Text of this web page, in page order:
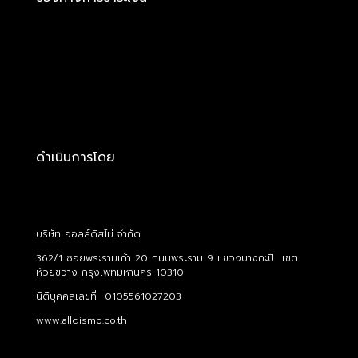
ดำเนินการโดย
บริษัท ออลล์ดิสโม่ จำกัด
362/1 ซอยพระรามเก้า 20 ถนนพระราม 9 แขวงบางกะปิ เขต
ห้วยขวาง กรุงเพทมหานคร 10310
นิติบุคคลเลขที่ 0105561027203
www.alldismo.co.th